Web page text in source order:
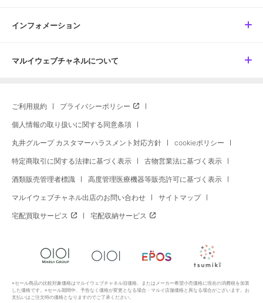
インフォメーション
マルイウェブチャネルについて
ご利用規約 プライバシーポリシー
個人情報の取り扱いに関する同意条項
丸井グループ カスタマーハラスメント対応方針 cookieポリシー
特定商取引に関する法律に基づく表示 古物営業法に基づく表示
酒類販売管理者標識 高度管理医療機器等販売許可に基づく表示
マルイウェブチャネル出店のお問い合わせ サイトマップ
宅配買取サービス 宅配収納サービス
※セール商品の比較対象価格はマルイウェブチャネル旧価格、またはメーカー希望小売価格に現在の消費税を加算
した価格です。※セール期間中、予告なく価格が変更となる場合・マルイ店舗価格と異なる場合がございます。お
支払いはご注文時の価格となりますのでご了承ください。